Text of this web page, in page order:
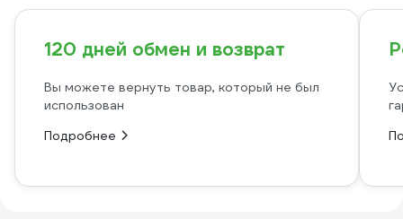
120 дней обмен и возврат
Вы можете вернуть товар, который не был
использован
Подробнее